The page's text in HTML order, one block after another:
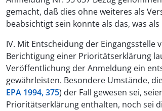
gemacht, daß dies ohne weiteres als
beabsichtigt sein konnte als das, was
IV. Mit Entscheidung der
Berichtigung einer Prioritätserklärung
Veröffentlichung der Anmeldung ein
gewährleisten. Besondere Umstände,
EPA 1994, 375) der Fall gewesen sei,
Prioritätserklärung enthalten, noch sei